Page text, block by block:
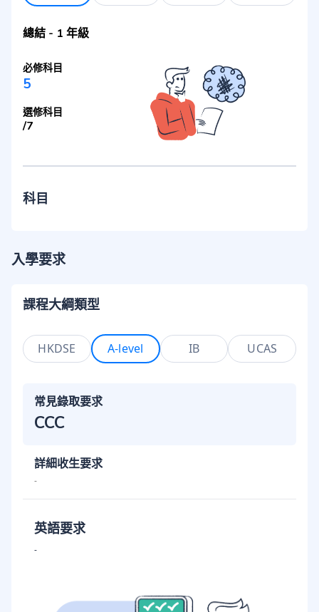
總結 - 1 年級
必修科目
5
選修科目
/7
科目
入學要求
課程大綱類型
HKDSE A-level IB UCAS
常見錄取要求
CCC
詳細收生要求
-
英語要求
-